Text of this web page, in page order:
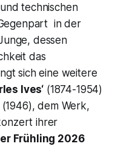
technischen
in der
dessen
das
sich eine weitere
Ives‘ (1874-1954)
(1946), dem Werk,
ihrer
Frühling 2026